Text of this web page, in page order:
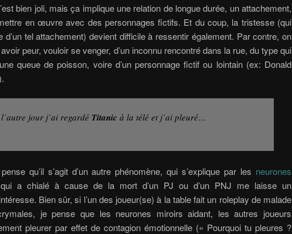
bien joli, mais ça implique une relation de longue durée, un attachement,
en œuvre avec des personnages fictifs. Et du coup, la tristesse (qui
d’un tel attachement) devient difficile à ressentir également. Par contre, on
peur, vouloir se venger, d’un inconnu rencontré dans la rue, du type qui
queue de poisson, voire d’un personnage fictif ou lointain (ex: Donald
jour j’ai regardé Titanic à la télé et j’ai pleuré…
qu’il s’agit d’un autre phénomène, qui s’explique par les neurones
a chialé à cause de la mort d’un PJ ou d’un PNJ me laisse un
Bien sûr, si l’un des joueur(se) à la table fait un roleplay de malade
je pense que les neurones miroirs aidant, les autres joueurs
pleurer par effet de contagion émotionnelle (« Pourquoi tu pleures ?